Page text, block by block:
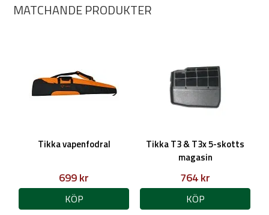
MATCHANDE PRODUKTER
Tikka vapenfodral
699 kr
KÖP
Tikka T3 & T3x 5-skotts
magasin
764 kr
KÖP